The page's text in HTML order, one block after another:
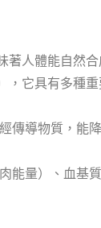
著人體能自然
，它具有多種重
傳導物質，能
能量）、血基